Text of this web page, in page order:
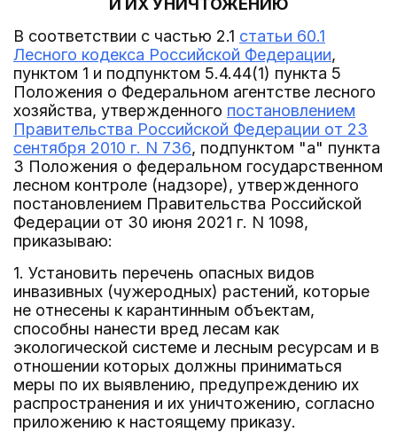
И ИХ УНИЧТОЖЕНИЮ
В соответствии с частью 2.1 статьи 60.1
Лесного кодекса Российской Федерации,
пунктом 1 и подпунктом 5.4.44(1) пункта 5
Положения о Федеральном агентстве лесного
хозяйства, утвержденного постановлением
Правительства Российской Федерации от 23
сентября 2010 г. N 736, подпунктом "а" пункта
3 Положения о федеральном государственном
лесном контроле (надзоре), утвержденного
постановлением Правительства Российской
Федерации от 30 июня 2021 г. N 1098,
приказываю:
1. Установить перечень опасных видов
инвазивных (чужеродных) растений, которые
не отнесены к карантинным объектам,
способны нанести вред лесам как
экологической системе и лесным ресурсам и в
отношении которых должны приниматься
меры по их выявлению, предупреждению их
распространения и их уничтожению, согласно
приложению к настоящему приказу.